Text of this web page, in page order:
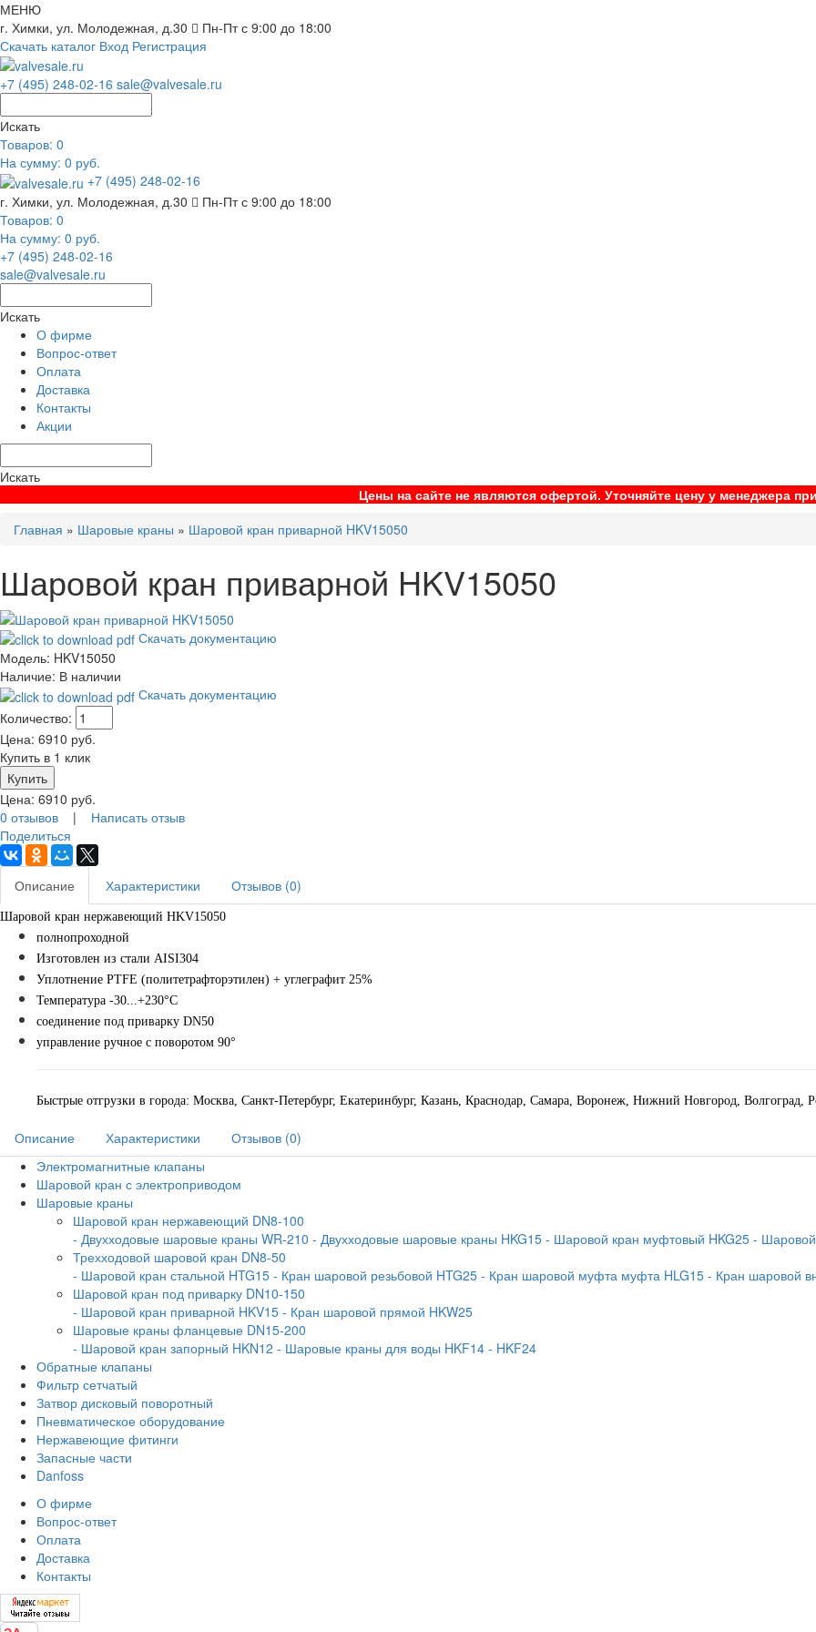
МЕНЮ
г. Химки, ул. Молодежная, д.30
Пн-Пт с 9:00 до 18:00
Скачать каталог Вход Регистрация
+7 (495) 248-02-16 sale@valvesale.ru
Искать
Товаров: 0
На сумму: 0 руб.
+7 (495) 248-02-16
г. Химки, ул. Молодежная, д.30
Пн-Пт с 9:00 до 18:00
Товаров: 0
На сумму: 0 руб.
+7 (495) 248-02-16
sale@valvesale.ru
Искать
О фирме
Вопрос-ответ
Оплата
Доставка
Контакты
Акции
Искать
Цены на сайте не являются офертой. Уточняйте цену у менеджера
Главная » Шаровые краны » Шаровой кран приварной HKV15050
Шаровой кран приварной HKV15050
Скачать документацию
Модель: HKV15050
Наличие: В наличии
Скачать документацию
Количество:
Цена: 6910 руб.
Купить в 1 клик
Цена: 6910 руб.
0 отзывов | Написать отзыв
Поделиться
Описание Характеристики Отзывов (0)
Шаровой кран нержавеющий HKV15050
полнопроходной
Изготовлен из стали AISI304
Уплотнение PTFE (политетрафторэтилен) + углеграфит 25%
Температура -30...+230°С
соединение под приварку DN50
управление ручное с поворотом 90°
Быстрые отгрузки в города: Москва, Санкт-Петербург, Екатеринбург, Казань, Краснодар, Самара, Воронеж, Нижний Новгород,
Описание Характеристики
Отзывов (0)
Электромагнитные клапаны
Шаровой кран с электроприводом
Шаровые краны
Шаровой кран нержавеющий DN8-100
- Двухходовые шаровые краны WR-210 - Двухходовые шаровые краны HKG15 - Шаровой кран муфтовый HKG25 -
Трехходовой шаровой кран DN8-50
- Шаровой кран стальной HTG15 - Кран шаровой резьбовой HTG25 - Кран шаровой муфта муфта HLG15 - Кран шаровой
Шаровой кран под приварку DN10-150
- Шаровой кран приварной HKV15 - Кран шаровой прямой HKW25
Шаровые краны фланцевые DN15-200
- Шаровой кран запорный HKN12 - Шаровые краны для воды HKF14 - HKF24
Обратные клапаны
Фильтр сетчатый
Затвор дисковый поворотный
Пневматическое оборудование
Нержавеющие фитинги
Запасные части
Danfoss
О фирме
Вопрос-ответ
Оплата
Доставка
Контакты